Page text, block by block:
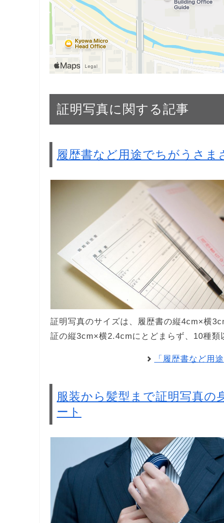
証明写真に関する記事
履歴書など用途でちがうさま
証明写真のサイズは、履歴書の縦4cm×横
証の縦3cm×横2.4cmにとどまらず、10種類
「履歴書など用
服装から髪型まで証明写真の
ート